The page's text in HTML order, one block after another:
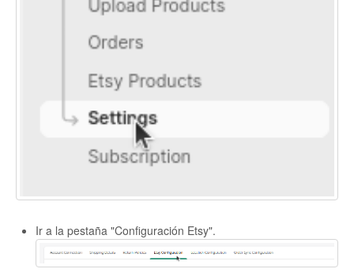
Etsy App Info
Contact
Ir a la pestaña "Configuración Etsy".